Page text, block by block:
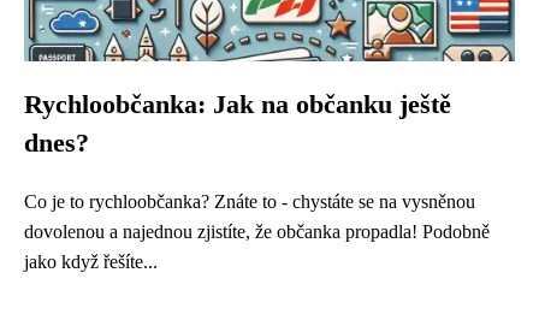
Rychloobčanka: Jak na občanku ještě
dnes?
Co je to rychloobčanka? Znáte to - chystáte se na vysněnou
dovolenou a najednou zjistíte, že občanka propadla! Podobně
jako když řešíte...